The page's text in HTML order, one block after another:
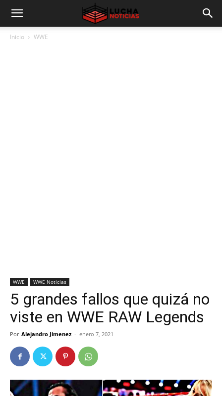
Inicio WWE
WWE WWE Noticias
5 grandes fallos que quizá no
viste en WWE RAW Legends
Por Alejandro Jimenez - enero 7, 2021